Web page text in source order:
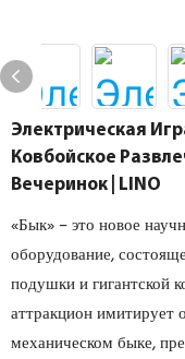
Электрическая
Ковбойское
Вечеринок | LINO
«Бык» – это новое
оборудование,
подушки и гигантской
аттракцион
механическом быке,